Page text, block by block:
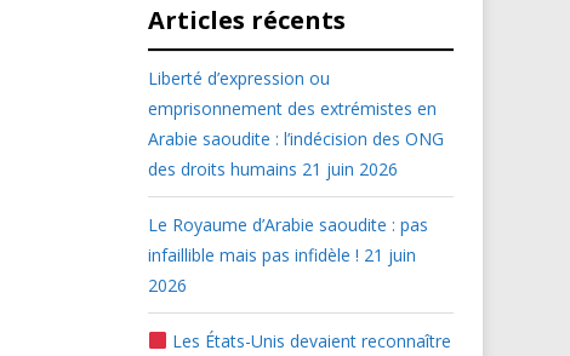
Articles récents
Liberté d’expression ou
emprisonnement des extrémistes en
Arabie saoudite : l’indécision des ONG
des droits humains 21 juin 2026
Le Royaume d’Arabie saoudite : pas
infaillible mais pas infidèle ! 21 juin
2026
Les États-Unis devaient reconnaître